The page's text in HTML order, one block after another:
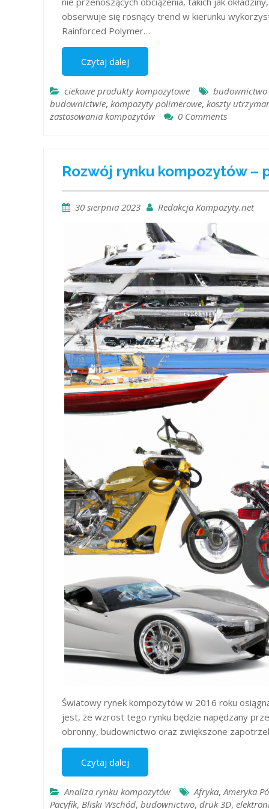
obserwuje się rosnący trend w kierunku
Rainforced Polymer…
Czytaj dalej
ciekawe produkty kompozytowe budownictwo
budownictwie, kompozyty polimerowe, koszty
zastosowania kompozytów
0 Comments
Rozwój rynku kompozytów –
30 sierpnia 2023 Redakcja Kompozyty.net
Światowy rynek kompozytów w 2016 roku
jest, że wzrost tego rynku będzie napędzany
obronny, budownictwo oraz zwiększone
Czytaj dalej
Analiza rynku kompozytów Afryka,Ameryka
Pacyfik, Bliski Wschód, budownictwo, druk 3D,